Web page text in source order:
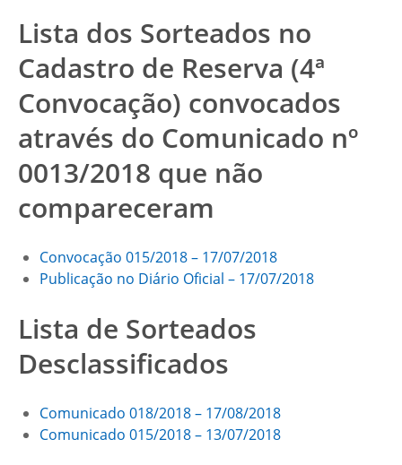
Lista dos Sorteados no
Cadastro de Reserva (4ª
Convocação) convocados
através do Comunicado nº
0013/2018 que não
compareceram
Convocação 015/2018 – 17/07/2018
Publicação no Diário Oficial – 17/07/2018
Lista de Sorteados
Desclassificados
Comunicado 018/2018 – 17/08/2018
Comunicado 015/2018 – 13/07/2018